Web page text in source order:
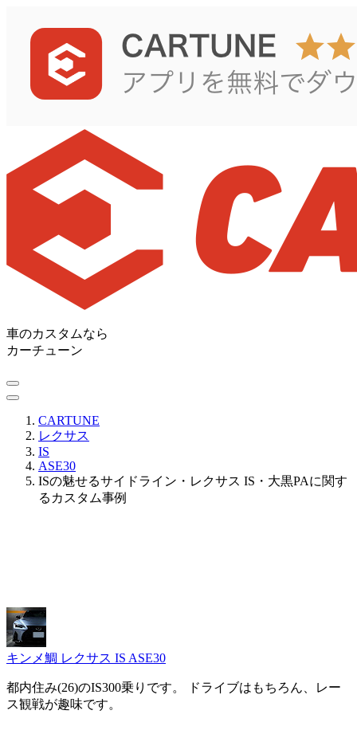
車のカスタムなら
カーチューン
CARTUNE
レクサス
IS
ASE30
ISの魅せるサイドライン・レクサス IS・大黒PAに関す
るカスタム事例
キンメ鯛 レクサス IS ASE30
都内住み(26)のIS300乗りです。 ドライブはもちろん、レー
ス観戦が趣味です。